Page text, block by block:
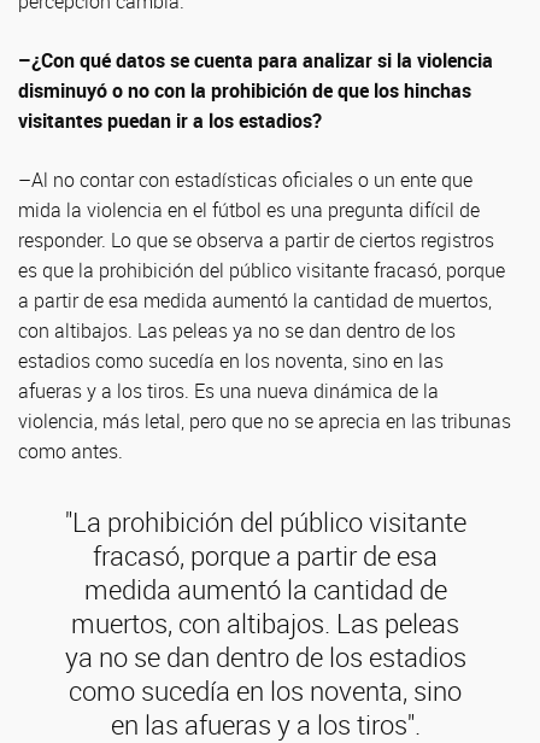
–¿Con qué datos se cuenta para analizar si la violencia
disminuyó o no con la prohibición de que los hinchas
visitantes puedan ir a los estadios?
–Al no contar con estadísticas oficiales o un ente que
mida la violencia en el fútbol es una pregunta difícil de
responder. Lo que se observa a partir de ciertos registros
es que la prohibición del público visitante fracasó, porque
a partir de esa medida aumentó la cantidad de muertos,
con altibajos. Las peleas ya no se dan dentro de los
estadios como sucedía en los noventa, sino en las
afueras y a los tiros. Es una nueva dinámica de la
violencia, más letal, pero que no se aprecia en las tribunas
como antes.
"La prohibición del público visitante
fracasó, porque a partir de esa
medida aumentó la cantidad de
muertos, con altibajos. Las peleas
ya no se dan dentro de los estadios
como sucedía en los noventa, sino
en las afueras y a los tiros".